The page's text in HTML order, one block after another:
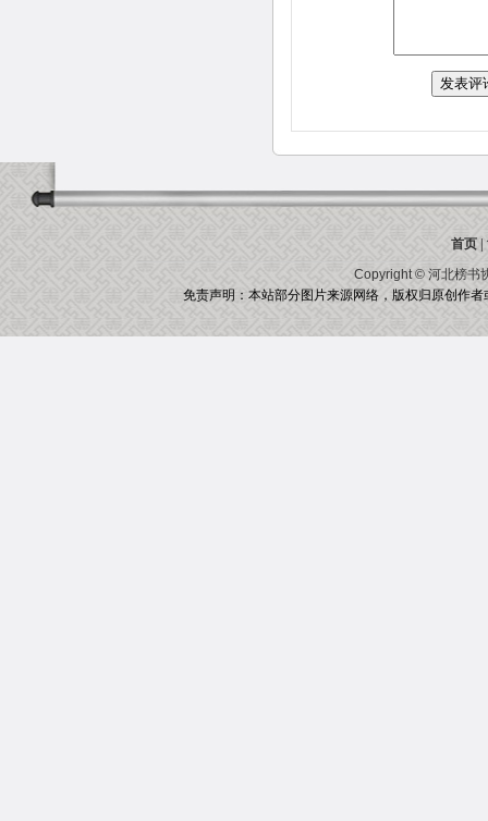
首页|
Copyright © 河北榜书
免责声明：本站部分图片来源网络，版权归原创作